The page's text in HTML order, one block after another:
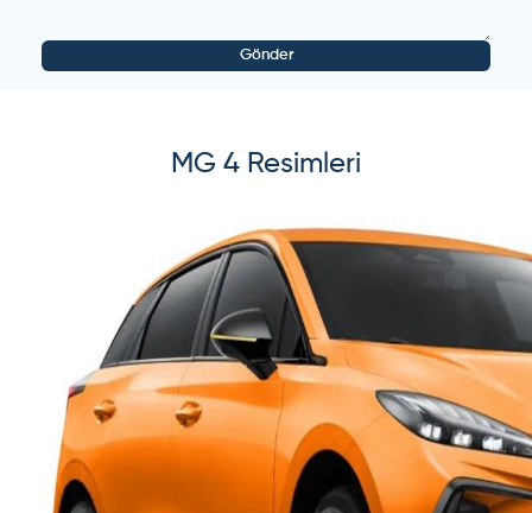
Gönder
MG 4 Resimleri